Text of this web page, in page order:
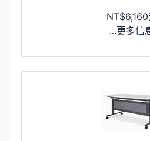
...更多信